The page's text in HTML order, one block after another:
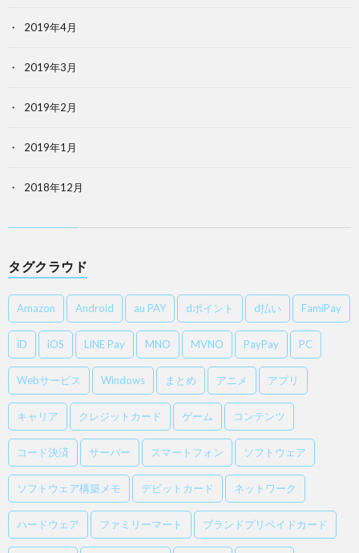
2019年4月
2019年3月
2019年2月
2019年1月
2018年12月
タグクラウド
Amazon Android au PAY dポイント d払い FamiPay
iD iOS LINE Pay MNO MVNO PayPay PC
Webサービス Windows まとめ アニメ アプリ
キャリア クレジットカード ゲーム コンテンツ
コード決済 サーバー スマートフォン ソフトウェア
ソフトウェア構築メモ デビットカード ネットワーク
ハードウェア ファミリーマート ブランドプリペイドカード